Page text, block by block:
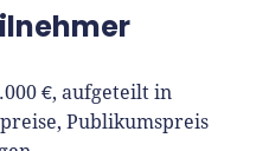
€, aufgeteilt in
Publikumspreis